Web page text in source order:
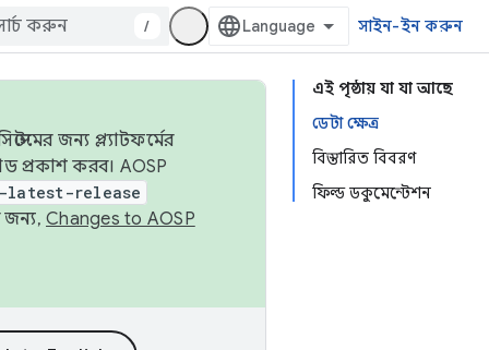
/ সাইন-ইন করুন
এই পৃষ্ঠায় যা যা আছে
ডেটা ক্ষেত্র
বিস্তারিত বিবরণ
ফিল্ড ডকুমেন্টেশন
জন্য প্ল্যাটফর্মের
প্রকাশ করব। AOSP
latest-release
জন্য, Changes to AOSP